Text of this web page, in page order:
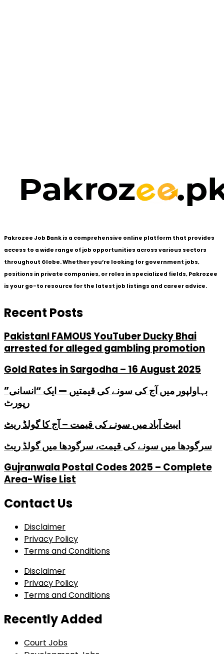
Pakrozee Job Bank is a comprehensive online platform that provides
access to a wide range of job opportunities across various sectors
throughout Globe. Whether you’re looking for government jobs,
positions in private companies, or roles in specialized fields, Pakrozee
is your go-to resource for the latest job listings and career advice.
Recent Posts
PakistanI FAMOUS YouTuber Ducky Bhai
arrested for alleged gambling promotion
Gold Rates in Sargodha – 16 August 2025
بہاولپور میں آج کی سونے کی قیمتیں — ایک “انسانی”
رپورٹ
ایبٹ آباد میں سونے کی قیمت – آج کا گولڈ ریٹ
سرگودھا میں سونے کی قیمت، سرگودھا میں گولڈ ریٹ
Gujranwala Postal Codes 2025 – Complete
Area-Wise List
Contact Us
Disclaimer
Privacy Policy
Terms and Conditions
Disclaimer
Privacy Policy
Terms and Conditions
Recently Added
Court Jobs